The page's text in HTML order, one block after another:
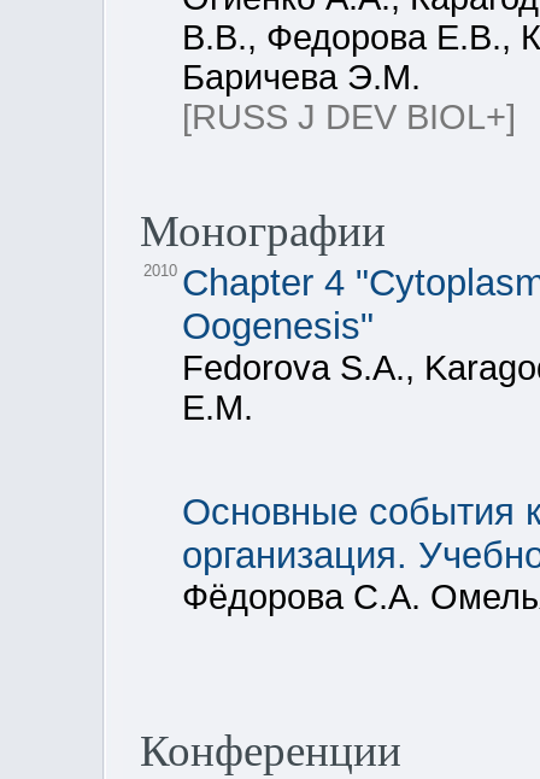
В.В., Федорова Е.В.,
Баричева Э.М.
[RUSS J DEV BIOL+]
Монографии
2010 Chapter 4
Oogenesis"
Fedorova S.A.,
E.M.
Основные события
организация.
Фёдорова С.А.
Конференции